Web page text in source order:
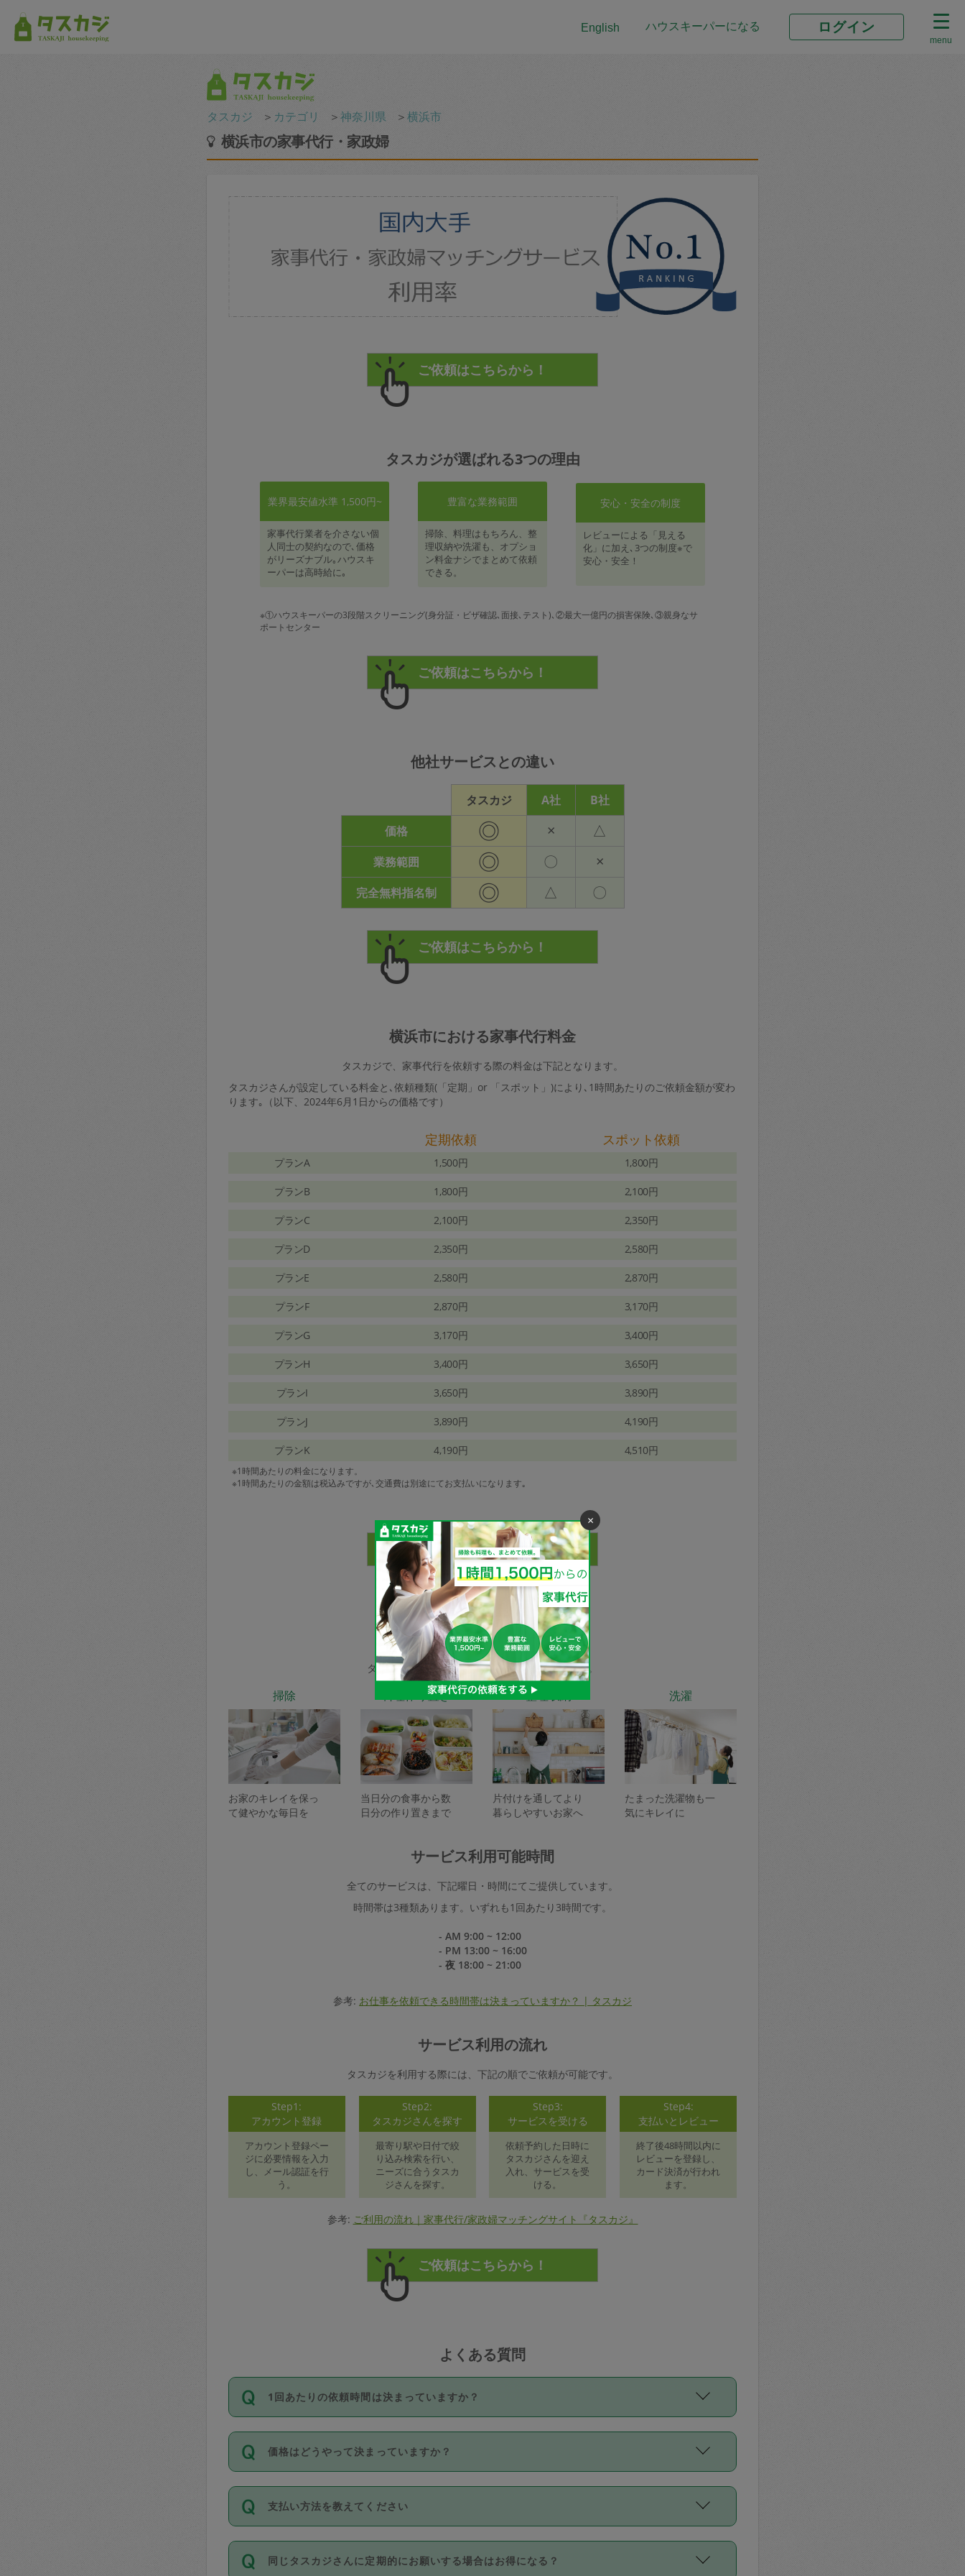
English ハウスキーパーになる ログイン
menu
タスカジ ＞ カテゴリ ＞神奈川県 ＞横浜市
横浜市の家事代行・家政婦
タスカジが選ばれる3つの理由
業界最安値水準 1,500円~
家事代行業者を介さない個
人同士の契約なので､価格
がリーズナブル｡ハウスキ
ーパーは高時給に｡
豊富な業務範囲
掃除、料理はもちろん、整
理収納や洗濯も、オプショ
ン料金ナシでまとめて依頼
できる。
安心・安全の制度
レビューによる「見える
化」に加え､3つの制度※で
安心・安全！
※①ハウスキーパーの3段階スクリーニング(身分証・ビザ確認､面接､テスト)､②最大一億円の損害保険､③親身なサ
ポートセンター
他社サービスとの違い
タスカジ A社
B社
価格
◎ × △
業務範囲 ◎ 〇 ×
完全無料指名制 ◎ △ 〇
横浜市における家事代行料金
タスカジで、家事代行を依頼する際の料金は下記となります。
タスカジさんが設定している料金と､依頼種類(「定期」or 「スポット」)により､1時間あたりのご依頼金額が変わ
ります｡（以下、2024年6月1日からの価格です）
定期依頼 スポット依頼
プランA 1,500円 1,800円
プランB 1,800円 2,100円
プランC 2,100円 2,350円
プランD 2,350円 2,580円
プランE 2,580円 2,870円
プランF 2,870円 3,170円
プランG 3,170円 3,400円
プランH 3,400円 3,650円
プランI 3,650円 3,890円
プランJ 3,890円 4,190円
プランK 4,190円 4,510円
※1時間あたりの料金になります。
※1時間あたりの金額は税込みですが､交通費は別途にてお支払いになります｡
家事代行サービスの種類
タスカジで依頼できるサービスは下記となります。
掃除
お家のキレイを保っ
て健やかな毎日を
料理作り置き
当日分の食事から数
日分の作り置きまで
整理収納
片付けを通してより
暮らしやすいお家へ
洗濯
たまった洗濯物も一
気にキレイに
サービス利用可能時間
全てのサービスは、下記曜日・時間にてご提供しています。
時間帯は3種類あります。いずれも1回あたり3時間です。
- AM 9:00 ~ 12:00
- PM 13:00 ~ 16:00
- 夜 18:00 ~ 21:00
参考: お仕事を依頼できる時間帯は決まっていますか？ | タスカジ
サービス利用の流れ
タスカジを利用する際には、下記の順でご依頼が可能です。
Step1:
アカウント登録
アカウント登録ペー
ジに必要情報を入力
し、メール認証を行
う。
Step2:
タスカジさんを探す
最寄り駅や日付で絞
り込み検索を行い、
ニーズに合うタスカ
ジさんを探す。
Step3:
サービスを受ける
依頼予約した日時に
タスカジさんを迎え
入れ、サービスを受
ける。
Step4:
支払いとレビュー
終了後48時間以内に
レビューを登録し、
カード決済が行われ
ます。
参考: ご利用の流れ｜家事代行/家政婦マッチングサイト『タスカジ』
よくある質問
1回あたりの依頼時間は決まっていますか？
依頼1回につき3時間固定です。3時間を超えて依頼したい場合は、延長機能をご利用くださ
い。機能をご利用いただくには、タスカジさんに事前に相談し、合意の上事前申請すること
が必要です。なお、3時間を下回っても、値引き等はございません。
価格はどうやって決まっていますか？
11種類の価格帯の中からタスカジさん自身が価格を選んで設定しています。
タスカジさんの価格設定には最初は制限があり、レビュー件数、レビューの平均値、などで
除々に設定可能な最高額が上がっていく仕組みになっています。
支払い方法を教えてください
お支払方法はクレジットカード（Visa／Master／JCB／AMERICAN EXPRESS／Diners
Club）のみとなります。
同じタスカジさんに定期的にお願いする場合はお得になる？
×